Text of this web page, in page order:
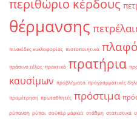
περιθώριο κέρδους
θέρμανσης
πινακίδες κυκλοφορίας πιστοποιητικά
πράσινο τέλος πρακτικό πρατήρια
καυσίμων προβλήματα προγραμματικές
προμέτρηση πρωταθλητές πρόστιμα
ρύπανση ρύποι σούπερ μάρκετ στάθμη στατιστικά